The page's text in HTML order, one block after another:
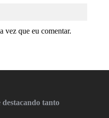
vez que eu comentar.
destacando tanto